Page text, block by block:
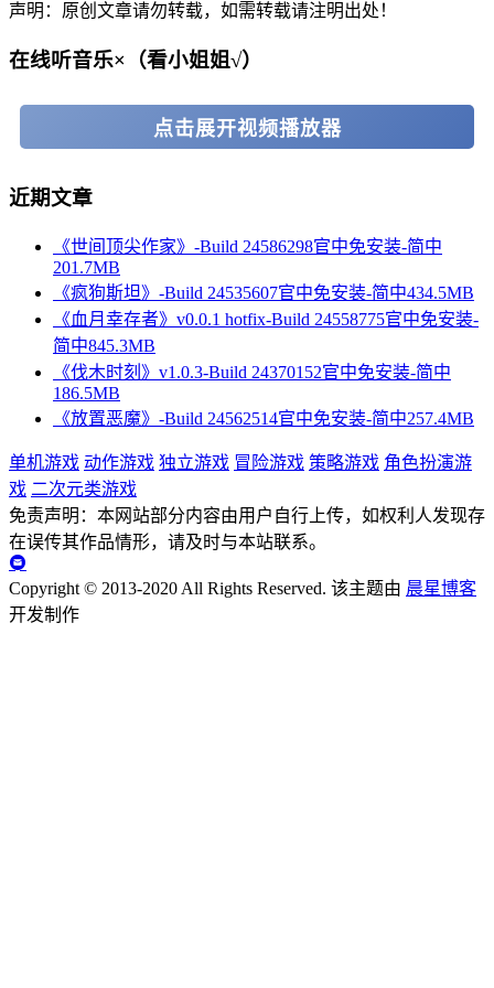
声明：原创文章请勿转载，如需转载请注明出处！
在线听音乐×（看小姐姐√）
点击展开视频播放器
近期文章
《世间顶尖作家》-Build 24586298官中免安装-简中
201.7MB
《疯狗斯坦》-Build 24535607官中免安装-简中434.5MB
《血月幸存者》v0.0.1 hotfix-Build 24558775官中免安装-
简中845.3MB
《伐木时刻》v1.0.3-Build 24370152官中免安装-简中
186.5MB
《放置恶魔》-Build 24562514官中免安装-简中257.4MB
单机游戏 动作游戏 独立游戏 冒险游戏 策略游戏 角色扮演游
戏 二次元类游戏
免责声明：本网站部分内容由用户自行上传，如权利人发现存
在误传其作品情形，请及时与本站联系。
Copyright © 2013-2020 All Rights Reserved. 该主题由 晨星博客
开发制作